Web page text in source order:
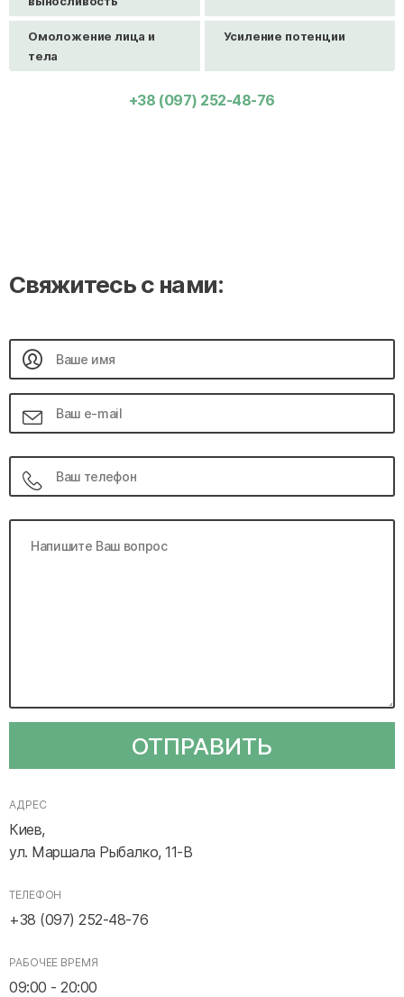
Омоложение лица и
тела
Усиление потенции
+38 (097) 252-48-76
Свяжитесь с нами:
ОТПРАВИТЬ
АДРЕС
Киев,
ул. Маршала Рыбалко, 11-В
ТЕЛЕФОН
+38 (097) 252-48-76
РАБОЧЕЕ ВРЕМЯ
09:00 - 20:00